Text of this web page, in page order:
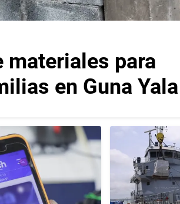
materiales para
en Guna Yala